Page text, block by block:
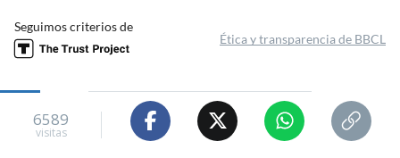
Seguimos criterios de
Ética y transparencia de BBCL
6589
visitas